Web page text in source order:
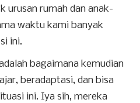
urusan rumah dan anak-
waktu kami banyak
ini.
bagaimana kemudian
beradaptasi, dan bisa
ini. Iya sih, mereka